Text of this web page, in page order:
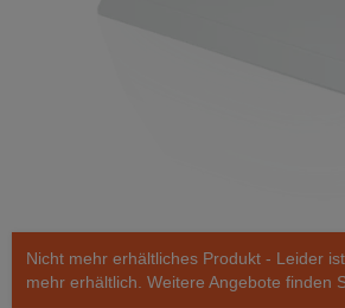
Nicht mehr erhältliches Produkt - Leider
mehr erhältlich. Weitere Angebote finden